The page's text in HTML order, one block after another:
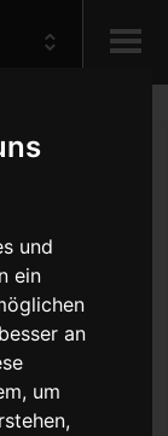
und
ein
an
um